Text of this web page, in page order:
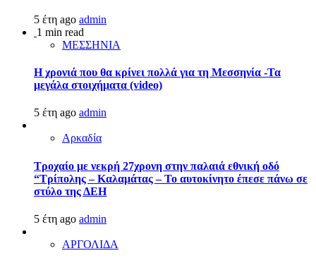
5 έτη ago admin
1 min read
ΜΕΣΣΗΝΙΑ
Η χρονιά που θα κρίνει πολλά για τη Μεσσηνία -Τα
μεγάλα στοιχήματα (video)
5 έτη ago admin
Αρκαδία
Τροχαίο με νεκρή 27χρονη στην παλαιά εθνική οδό
“Τρίπολης – Καλαμάτας – Το αυτοκίνητο έπεσε πάνω σε
στύλο της ΔΕΗ
5 έτη ago admin
ΑΡΓΟΛΙΔΑ